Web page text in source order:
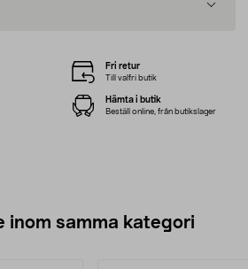
Fri retur
Till valfri butik
Hämta i butik
Beställ online, från butikslager
inom samma kategori